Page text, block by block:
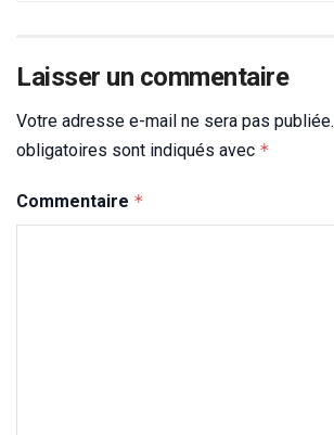
Laisser un commentaire
Votre adresse e-mail ne sera pas publiée.
obligatoires sont indiqués avec *
Commentaire *